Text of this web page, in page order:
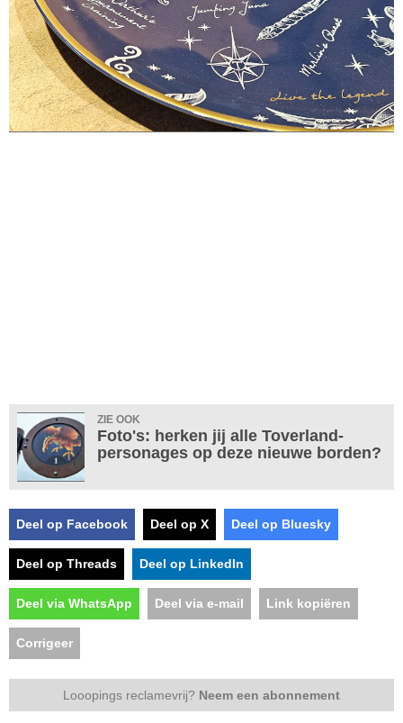
ZIE OOK
Foto's: herken jij alle Toverland-
personages op deze nieuwe borden?
Deel op Facebook Deel op X Deel op Bluesky
Deel op Threads Deel op LinkedIn
Deel via WhatsApp Deel via e-mail Link kopiëren
Corrigeer
Looopings reclamevrij? Neem een abonnement